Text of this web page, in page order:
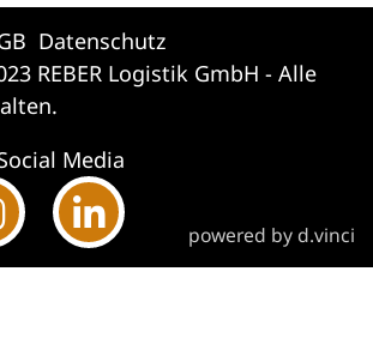
Datenschutz
REBER Logistik GmbH - Alle
Media
powered byd.vinci